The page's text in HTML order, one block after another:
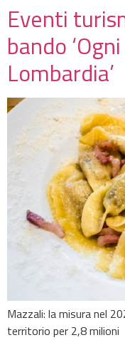
Eventi
bando
Lombardia’
Mazzali: la misura nel
territorio per 2,8 milioni